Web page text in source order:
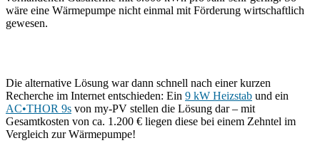
wäre eine Wärmepumpe nicht einmal mit Förderung wirtschaftlich
gewesen.
Die alternative Lösung war dann schnell nach einer kurzen
Recherche im Internet entschieden: Ein 9 kW Heizstab und ein
AC•THOR 9s von my-PV stellen die Lösung dar – mit
Gesamtkosten von ca. 1.200 € liegen diese bei einem Zehntel im
Vergleich zur Wärmepumpe!